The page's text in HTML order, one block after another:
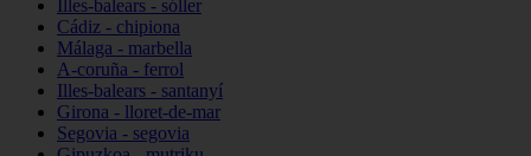
Illes-balears - sóller
Cádiz - chipiona
Málaga - marbella
A-coruña - ferrol
Illes-balears - santanyí
Girona - lloret-de-mar
Segovia - segovia